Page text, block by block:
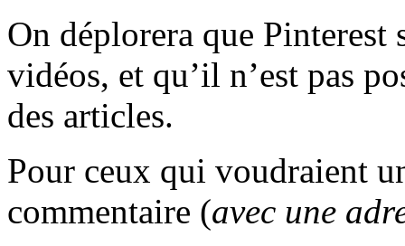
On déplorera que Pinterest
vidéos, et qu’il n’est pas
des articles.
Pour ceux qui voudraient
commentaire (avec une